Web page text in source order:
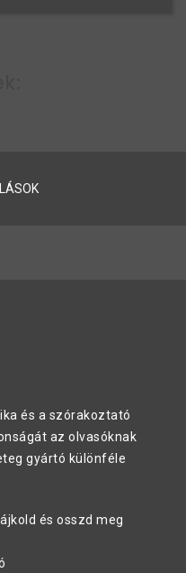
és a szórakoztató
az olvasóknak
gyártó különféle
és osszd meg